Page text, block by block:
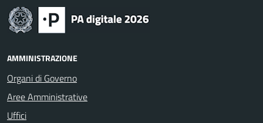
AMMINISTRAZIONE
Organi di Governo
Aree Amministrative
Uffici